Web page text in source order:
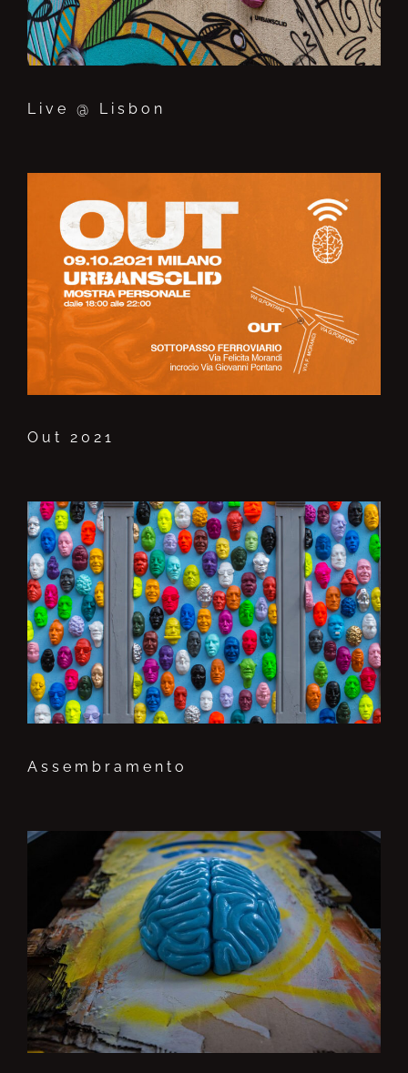
Live @ Lisbon
Out 2021
Assembramento